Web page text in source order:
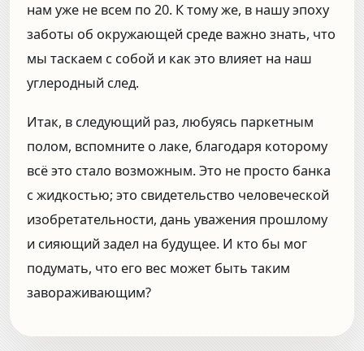
нам уже не всем по 20. К тому же, в нашу эпоху
заботы об окружающей среде важно знать, что
мы таскаем с собой и как это влияет на наш
углеродный след.
Итак, в следующий раз, любуясь паркетным
полом, вспомните о лаке, благодаря которому
всё это стало возможным. Это не просто банка
с жидкостью; это свидетельство человеческой
изобретательности, дань уважения прошлому
и сияющий задел на будущее. И кто бы мог
подумать, что его вес может быть таким
завораживающим?